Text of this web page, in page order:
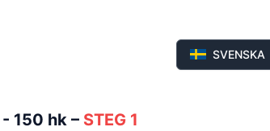
SVENSKA
150 hk– STEG 1